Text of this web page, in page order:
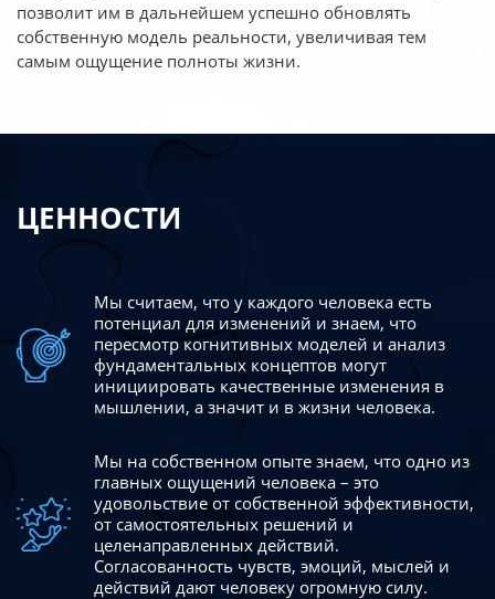
позволит им в дальнейшем успешно обновлять
собственную модель реальности, увеличивая тем
самым ощущение полноты жизни.
ЦЕННОСТИ
Мы считаем, что у каждого человека есть
потенциал для изменений и знаем, что
пересмотр когнитивных моделей и анализ
фундаментальных концептов могут
инициировать качественные изменения в
мышлении, а значит и в жизни человека.
Мы на собственном опыте знаем, что одно из
главных ощущений человека – это
удовольствие от собственной эффективности,
от самостоятельных решений и
целенаправленных действий.
Согласованность чувств, эмоций, мыслей и
действий дают человеку огромную силу.